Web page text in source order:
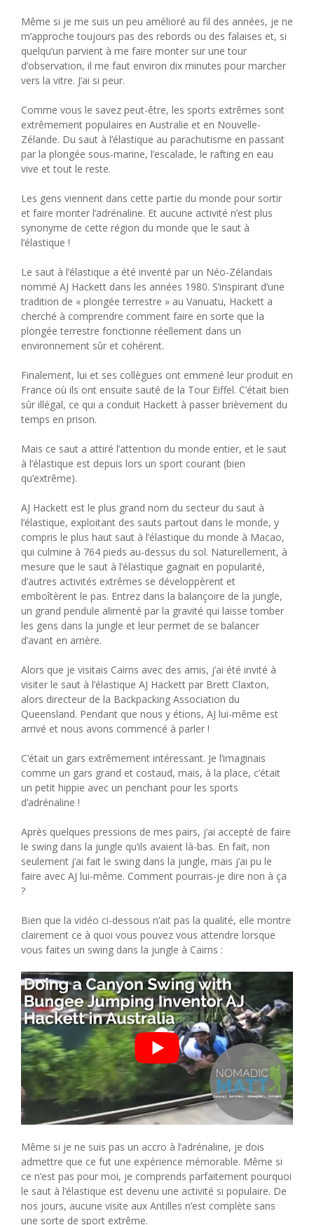
Même si je me suis un peu amélioré au fil des années, je ne
m’approche toujours pas des rebords ou des falaises et, si
quelqu’un parvient à me faire monter sur une tour
d’observation, il me faut environ dix minutes pour marcher
vers la vitre. J’ai si peur.
Comme vous le savez peut-être, les sports extrêmes sont
extrêmement populaires en Australie et en Nouvelle-
Zélande. Du saut à l’élastique au parachutisme en passant
par la plongée sous-marine, l’escalade, le rafting en eau
vive et tout le reste.
Les gens viennent dans cette partie du monde pour sortir
et faire monter l’adrénaline. Et aucune activité n’est plus
synonyme de cette région du monde que le saut à
l’élastique !
Le saut à l’élastique a été inventé par un Néo-Zélandais
nommé AJ Hackett dans les années 1980. S’inspirant d’une
tradition de « plongée terrestre » au Vanuatu, Hackett a
cherché à comprendre comment faire en sorte que la
plongée terrestre fonctionne réellement dans un
environnement sûr et cohérent.
Finalement, lui et ses collègues ont emmené leur produit en
France où ils ont ensuite sauté de la Tour Eiffel. C’était bien
sûr illégal, ce qui a conduit Hackett à passer brièvement du
temps en prison.
Mais ce saut a attiré l’attention du monde entier, et le saut
à l’élastique est depuis lors un sport courant (bien
qu’extrême).
AJ Hackett est le plus grand nom du secteur du saut à
l’élastique, exploitant des sauts partout dans le monde, y
compris le plus haut saut à l’élastique du monde à Macao,
qui culmine à 764 pieds au-dessus du sol. Naturellement, à
mesure que le saut à l’élastique gagnait en popularité,
d’autres activités extrêmes se développèrent et
emboîtèrent le pas. Entrez dans la balançoire de la jungle,
un grand pendule alimenté par la gravité qui laisse tomber
les gens dans la jungle et leur permet de se balancer
d’avant en arrière.
Alors que je visitais Cairns avec des amis, j’ai été invité à
visiter le saut à l’élastique AJ Hackett par Brett Claxton,
alors directeur de la Backpacking Association du
Queensland. Pendant que nous y étions, AJ lui-même est
arrivé et nous avons commencé à parler !
C’était un gars extrêmement intéressant. Je l’imaginais
comme un gars grand et costaud, mais, à la place, c’était
un petit hippie avec un penchant pour les sports
d’adrénaline !
Après quelques pressions de mes pairs, j’ai accepté de faire
le swing dans la jungle qu’ils avaient là-bas. En fait, non
seulement j’ai fait le swing dans la jungle, mais j’ai pu le
faire avec AJ lui-même. Comment pourrais-je dire non à ça
?
Bien que la vidéo ci-dessous n’ait pas la qualité, elle montre
clairement ce à quoi vous pouvez vous attendre lorsque
vous faites un swing dans la jungle à Cairns :
Même si je ne suis pas un accro à l’adrénaline, je dois
admettre que ce fut une expérience mémorable. Même si
ce n’est pas pour moi, je comprends parfaitement pourquoi
le saut à l’élastique est devenu une activité si populaire. De
nos jours, aucune visite aux Antilles n’est complète sans
une sorte de sport extrême.